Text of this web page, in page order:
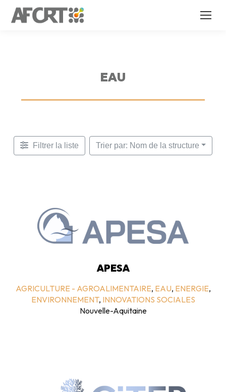
EAU
Filtrer la liste Trier par: Nom de la structure
APESA
AGRICULTURE - AGROALIMENTAIRE, EAU, ENERGIE,
ENVIRONNEMENT, INNOVATIONS SOCIALES
Nouvelle-Aquitaine